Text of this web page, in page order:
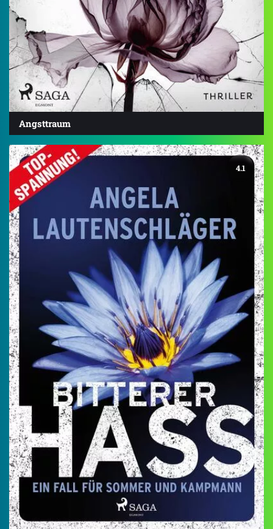
Angsttraum
4.1